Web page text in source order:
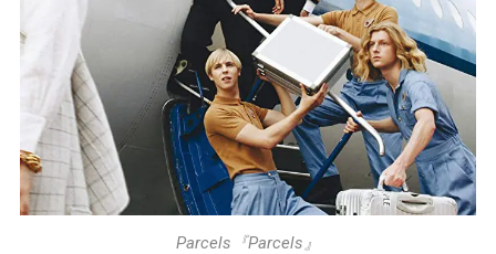
Parcels『Parcels』